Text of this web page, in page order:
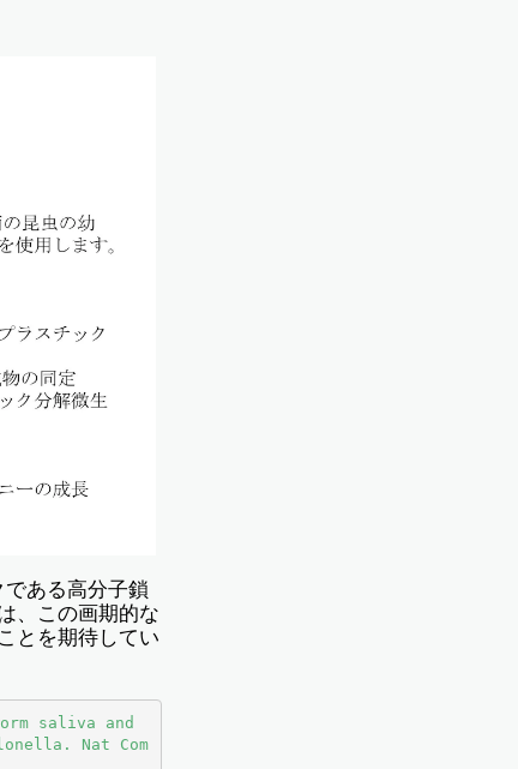
ある高分子鎖
、この画期的な
とを期待してい
saliva and
Nat Com